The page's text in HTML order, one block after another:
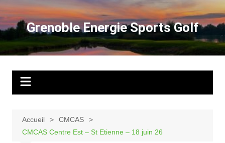
Aller
au
contenuGrenoble Energie Sports Golf
Accueil
CMCAS
CMCAS Centre Est – St Etienne – 18 juin 26